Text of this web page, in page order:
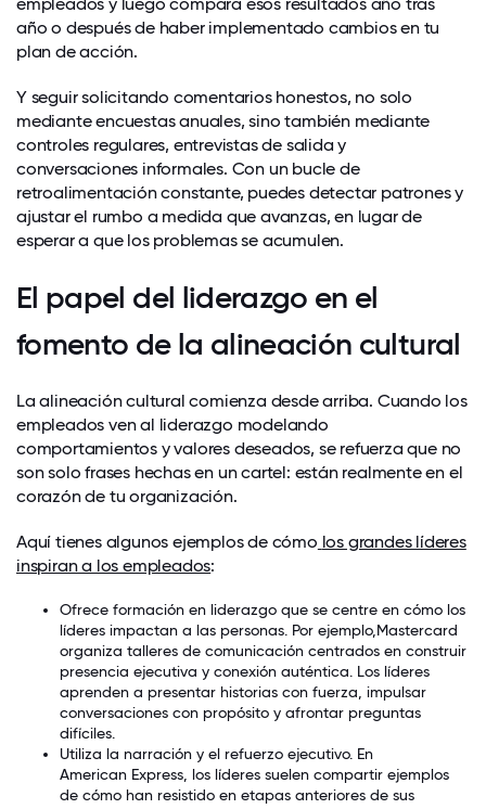
año o después de haber implementado cambios en tu
plan de acción.
Y seguir solicitando comentarios honestos, no solo
mediante encuestas anuales, sino también mediante
controles regulares, entrevistas de salida y
conversaciones informales. Con un bucle de
retroalimentación constante, puedes detectar patrones y
ajustar el rumbo a medida que avanzas, en lugar de
esperar a que los problemas se acumulen.
El papel del liderazgo en el
fomento de la alineación cultural
La alineación cultural comienza desde arriba. Cuando los
empleados ven al liderazgo modelando
comportamientos y valores deseados, se refuerza que no
son solo frases hechas en un cartel: están realmente en el
corazón de tu organización.
Aquí tienes algunos ejemplos de cómo los grandes líderes
inspiran a los empleados:
Ofrece formación en liderazgo que se centre en cómo los
líderes impactan a las personas. Por ejemplo, Mastercard
organiza talleres de comunicación centrados en construir
presencia ejecutiva y conexión auténtica. Los líderes
aprenden a presentar historias con fuerza, impulsar
conversaciones con propósito y afrontar preguntas
difíciles.
Utiliza la narración y el refuerzo ejecutivo. En
American Express , los líderes suelen compartir ejemplos
de cómo han resistido en etapas anteriores de sus